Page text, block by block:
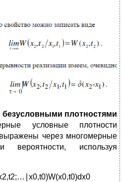
плотностями
условные плотности
через многомерные
вероятности, используя